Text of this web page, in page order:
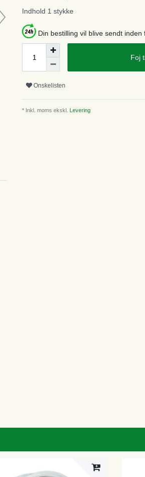
Indhold 1 stykke
Din bestilling vil blive sendt inden
Foj
Onskelisten
* Inkl. moms ekskl. Levering